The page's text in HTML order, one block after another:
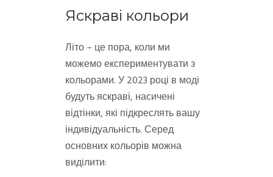
Яскраві кольори
Літо – це пора, коли ми
можемо експериментувати з
кольорами. У 2023 році в моді
будуть яскраві, насичені
відтінки, які підкреслять вашу
індивідуальність. Серед
основних кольорів можна
виділити: